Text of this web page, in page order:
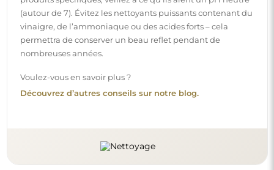
Pour un supplément de 40 €, nous proposons également
un service de livraison à l’intérieur
, qui permet de livrer
le colis directement dans votre maison (pour des
dimensions allant jusqu’à 80×120 cm ou un diamètre de
demandé une petite aide, comme l’ouverture de la porte.
Si vous ne choisissez pas et ne payez pas ce service lors de